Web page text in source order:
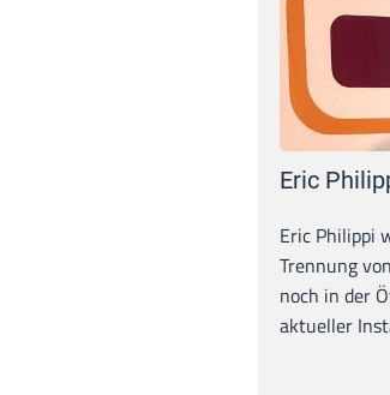
Eric
Eric Philippi
Trennung
noch in der
aktueller